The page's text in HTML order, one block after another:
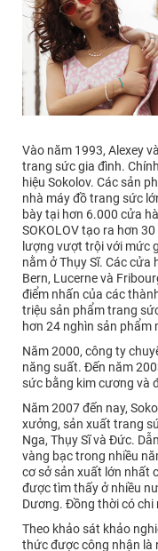
Vào năm 1993, Alexey
trang sức gia đình.
hiệu Sokolov. Các sản
nhà máy đồ trang sức
bày tại hơn 6.000 cửa
SOKOLOV tạo ra hơn
lượng vượt trội với mức
nằm ở Thụy Sĩ. Các
Bern, Lucerne và
điểm nhấn của các
triệu sản phẩm trang
hơn 24 nghìn sản phẩm
Năm 2000, công ty
năng suất. Đến năm
sức bằng kim cương và
Năm 2007 đến nay,
xưởng, sản xuất trang
Nga, Thụy Sĩ và Đức.
vàng bạc trong nhiều
cơ sở sản xuất lớn nhất
được tìm thấy ở nhiều
Dương. Đồng thời có chi
Theo khảo sát khảo
thức được công nhận là